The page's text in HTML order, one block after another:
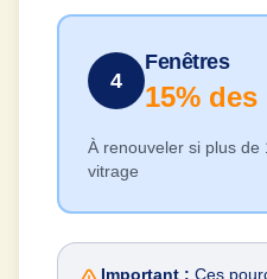
4
Fenêtres
15% des
À renouveler si plus de
vitrage
Important : Ces